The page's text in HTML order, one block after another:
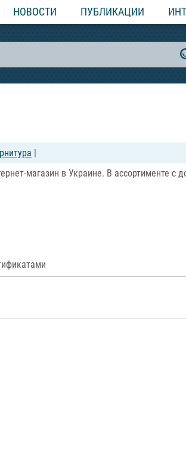
НОВОСТИ ПУБЛИКАЦИИ
|
магазин в Украине. В ассортименте с